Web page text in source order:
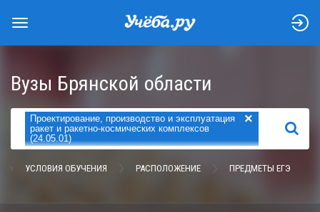
Вузы Брянской области
Проектирование, производство и эксплуатация
ракет и ракетно-космических комплексов
(24.05.01)
×
НАЙТИ
УСЛОВИЯ ОБУЧЕНИЯ РАСПОЛОЖЕНИЕ ПРЕДМЕТЫ ЕГЭ